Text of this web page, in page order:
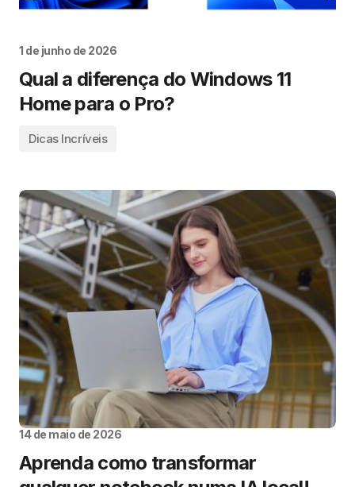
1 de junho de 2026
Qual a diferença do Windows 11
Home para o Pro?
Dicas Incríveis
14 de maio de 2026
Aprenda como transformar